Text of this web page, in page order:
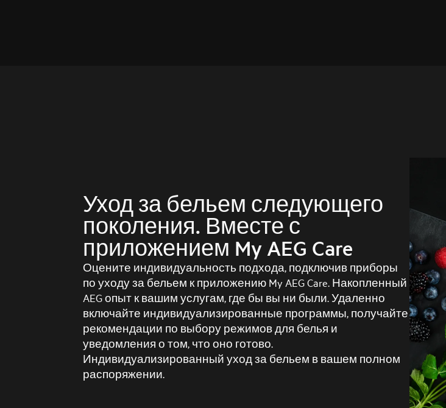
Уход за бельем следующего
поколения. Вместе с
приложением My AEG Care
Оцените индивидуальность подхода, подключив приборы
по уходу за бельем к приложению My AEG Care. Накопленный
AEG опыт к вашим услугам, где бы вы ни были. Удаленно
включайте индивидуализированные программы, получайте
рекомендации по выбору режимов для белья и
уведомления о том, что оно готово.
Индивидуализированный уход за бельем в вашем полном
распоряжении.